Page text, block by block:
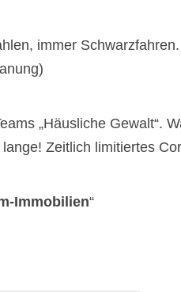
immer
„Häusliche Gewalt“.
Zeitlich limitiertes
Immobilien“